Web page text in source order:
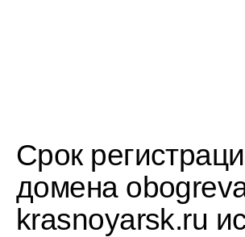
Срок
домена
krasnoyarsk.ru